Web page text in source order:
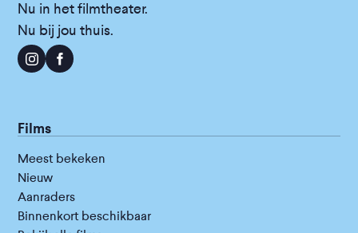
Nu in het filmtheater.
Nu bij jou thuis.
Films
Meest bekeken
Nieuw
Aanraders
Binnenkort beschikbaar